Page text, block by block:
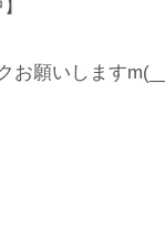
お願いします